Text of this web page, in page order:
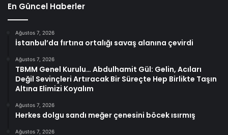
En Güncel Haberler
Ağustos 7, 2026
İstanbul’da fırtına ortalığı savaş alanına çevirdi
Ağustos 7, 2026
TBMM Genel Kurulu… Abdulhamit Gül: Gelin, Acıları
Değil Sevinçleri Artıracak Bir Süreçte Hep Birlikte Taşın
Altına Elimizi Koyalım
Ağustos 7, 2026
Herkes dolgu sandı meğer çenesini böcek ısırmış
Ağustos 7, 2026